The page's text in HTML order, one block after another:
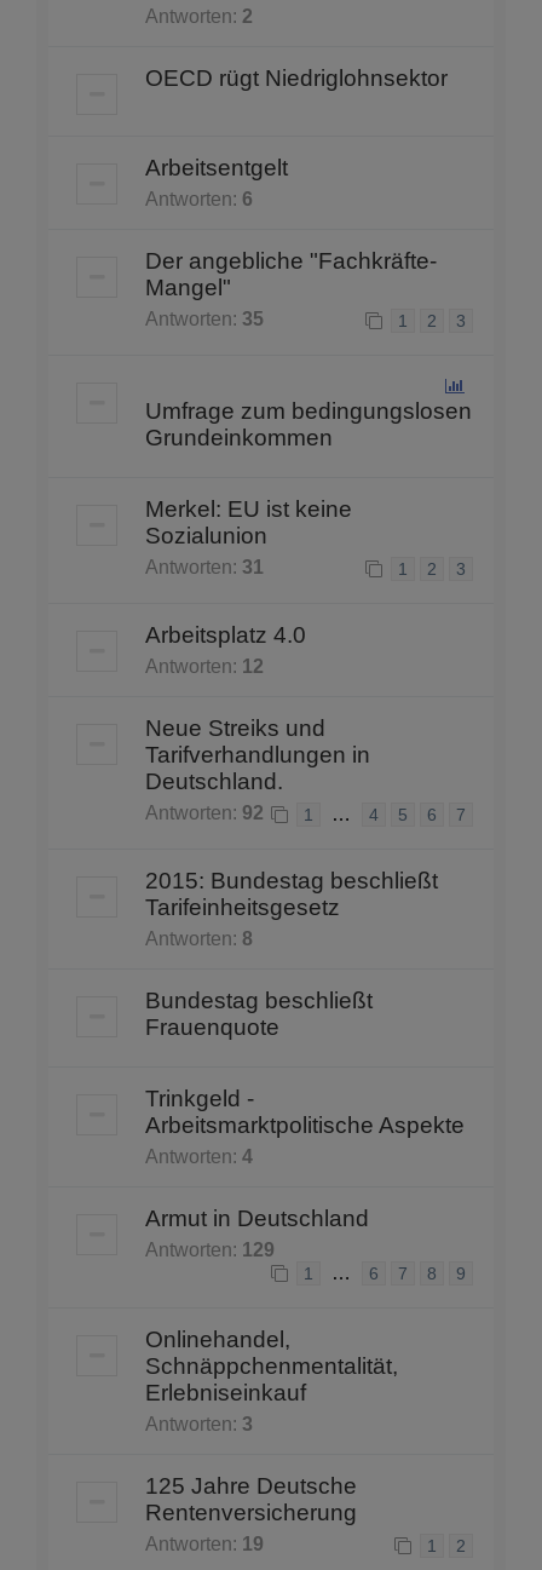
Antworten: 2
OECD rügt Niedriglohnsektor
Arbeitsentgelt
Antworten: 6
Der angebliche "Fachkräfte-
Mangel"
Antworten: 35 1 2 3
Umfrage zum bedingungslosen
Grundeinkommen
Merkel: EU ist keine
Sozialunion
Antworten: 31 1 2 3
Arbeitsplatz 4.0
Antworten: 12
Neue Streiks und
Tarifverhandlungen in
Deutschland.
Antworten: 92 1 … 4 5 6 7
2015: Bundestag beschließt
Tarifeinheitsgesetz
Antworten: 8
Bundestag beschließt
Frauenquote
Trinkgeld -
Arbeitsmarktpolitische Aspekte
Antworten: 4
Armut in Deutschland
Antworten: 129
1 … 6 7 8 9
Onlinehandel,
Schnäppchenmentalität,
Erlebniseinkauf
Antworten: 3
125 Jahre Deutsche
Rentenversicherung
Antworten: 19 1 2